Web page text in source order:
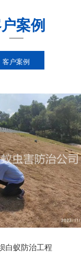
案例
客户案例
白蚁防治工程